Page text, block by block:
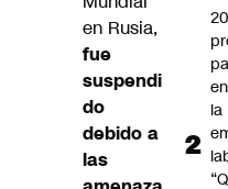
en Rusia,
fue
suspendi
do
debido a
las
20
la